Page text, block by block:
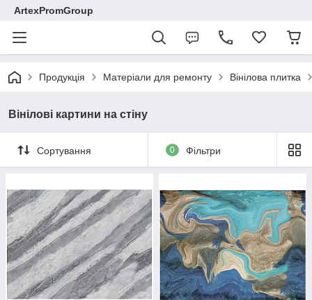
ArtexPromGroup
Продукція Матеріали для ремонту Вінілова плитка
Вінілові картини на стіну
Сортування 0 Фільтри